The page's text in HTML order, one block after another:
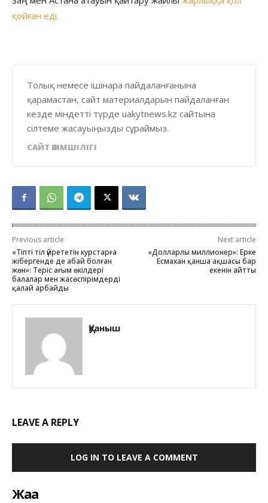
қойған еді.
Толық немесе ішінара пайдаланғанына
қарамастан, сайт материалдарын пайдаланған
кезде міндетті түрде uakytnews.kz сайтына
сілтеме жасауыңызды сұраймыз.
САЙТ ӘКІМШІЛІГІ
Previous article
«Тіпті тіл үйрететін курстарға
жібергенде де абай болған
жөн»: Теріс ағым өкілдері
балалар мен жасөспірімдерді
қалай арбайды
Next article
«Долларлы миллионер»: Ерке
Есмахан қанша ақшасы бар
екенін айтты
Қуаныш
LEAVE A REPLY
LOG IN TO LEAVE A COMMENT
Жаңа